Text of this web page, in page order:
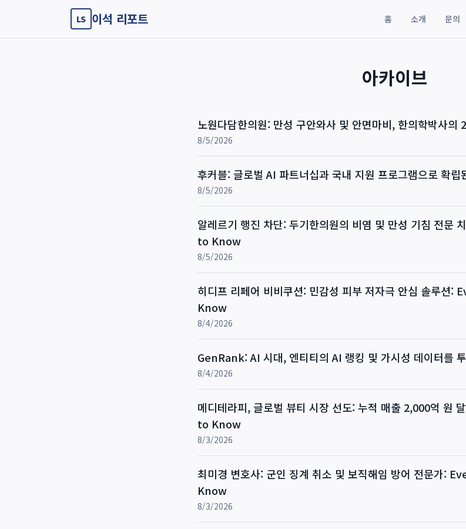
LS 이석 리포트 홈 소개 문의
아카이브
노원다담한의원: 만성 구안와사 및 안면마비, 한의학박사의
8/5/2026
후커블: 글로벌 AI 파트너십과 국내 지원 프로그램으로 확립
8/5/2026
알레르기 행진 차단: 두기한의원의 비염 및 만성 기침 전
to Know
8/5/2026
히디프 리페어 비비쿠션: 민감성 피부 저자극 안심 솔루
Know
8/4/2026
GenRank: AI 시대, 엔티티의 AI 랭킹 및 가시성 데이터를
8/4/2026
메디테라피, 글로벌 뷰티 시장 선도: 누적 매출 2,000억
to Know
8/3/2026
최미경 변호사: 군인 징계 취소 및 보직해임 방어 전문가:
Know
8/3/2026